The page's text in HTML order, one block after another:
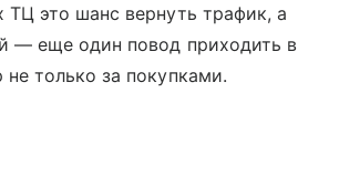
ТЦ это шанс вернуть трафик, а
— еще один повод приходить в
только за покупками.